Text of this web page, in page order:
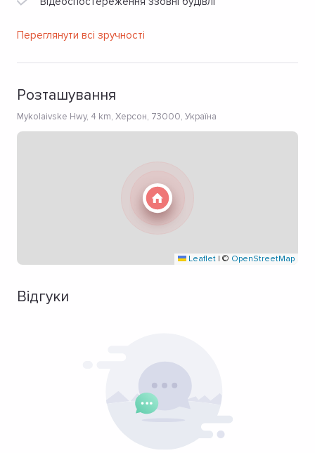
Переглянути всі зручності
Розташування
Mykolaivske Hwy, 4 km, Херсон, 73000, Україна
Leaflet | © OpenStreetMap
Відгуки